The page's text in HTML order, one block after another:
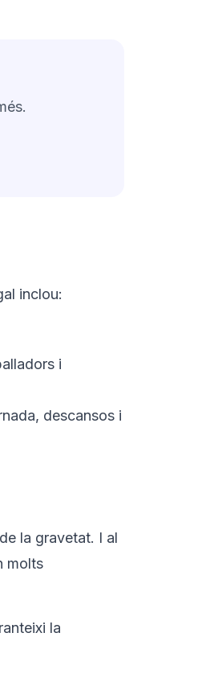
inclou:
i
descansos i
la gravetat. I al
molts
la